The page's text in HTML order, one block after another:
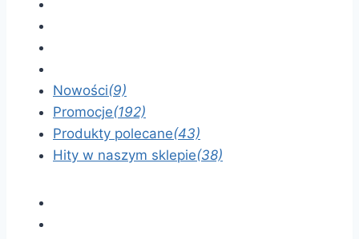
Nowości(9)
Promocje(192)
Produkty polecane(43)
Hity w naszym sklepie(38)